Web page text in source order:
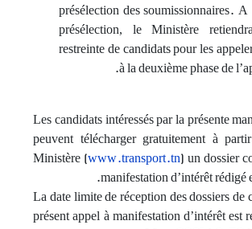
présélection des soumissionnaires. A
présélection, le Ministère
restreinte de candidats pour les
à la deuxième phase de
Les candidats intéressés par la présente
peuvent télécharger gratuitement à
Ministère (www.transport.tn) un dossier
manifestation d’intérêt rédigé
La date limite de réception des dossiers de
présent appel à manifestation d’intérêt est